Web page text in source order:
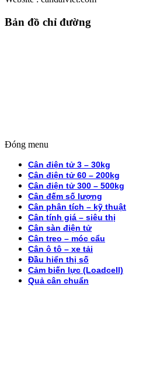
Bản đồ chỉ đường
Đóng menu
Cân điện tử 3 – 30kg
Cân điện tử 60 – 200kg
Cân điện tử 300 – 500kg
Cân đếm số lượng
Cân phân tích – kỹ thuật
Cân tính giá – siêu thị
Cân sàn điện tử
Cân treo – móc cẩu
Cân ô tô – xe tải
Đầu hiển thị số
Cảm biến lực (Loadcell)
Quả cân chuẩn